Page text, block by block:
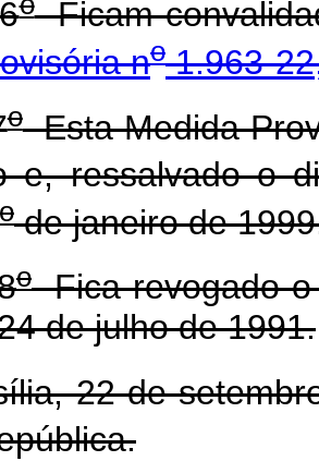
Ficam
no1.963-
oEsta Medida
e, ressalvado o
ode janeiro de
oFica revogado o
de julho de 1991.
de setembro